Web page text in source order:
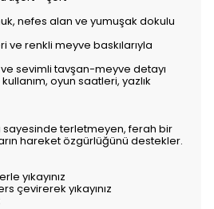
nefes alan ve yumuşak dokulu
ve renkli meyve baskılarıyla
ve sevimli tavşan-meyve detayı
kullanım, oyun saatleri, yazlık
sayesinde terletmeyen, ferah bir
hareket özgürlüğünü destekler.
yıkayınız
çevirerek yıkayınız